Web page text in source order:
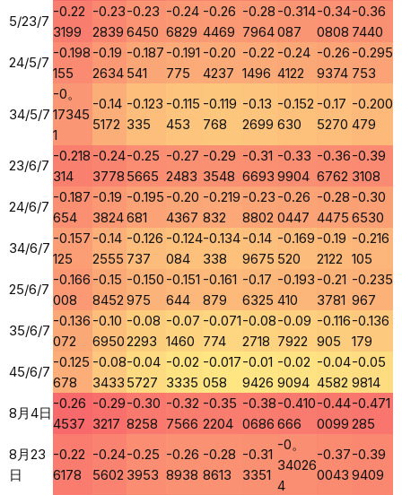
5/23/7
-0.22
3199
-0.23
2839
-0.23
6450
-0.24
6829
-0.26
4469
-0.28
7964
-0.314
087
-0.34
0808
-0.36
7440
24/5/7
-0.198
155
-0.19
2634
-0.187
541
-0.191
775
-0.20
4237
-0.22
1496
-0.24
4122
-0.26
9374
-0.295
753
34/5/7
-0。
17345
1
-0.14
5172
-0.123
335
-0.115
453
-0.119
768
-0.13
2699
-0.152
630
-0.17
5270
-0.200
479
23/6/7
-0.218
314
-0.24
3778
-0.25
5665
-0.27
2483
-0.29
3548
-0.31
6693
-0.33
9904
-0.36
6762
-0.39
3108
24/6/7
-0.187
654
-0.19
3824
-0.195
681
-0.20
4367
-0.219
832
-0.23
8802
-0.26
0447
-0.28
4475
-0.30
6530
34/6/7
-0.157
125
-0.14
2555
-0.126
737
-0.124
084
-0.134
338
-0.14
9675
-0.169
520
-0.19
2122
-0.216
105
25/6/7
-0.166
008
-0.15
8452
-0.150
975
-0.151
644
-0.161
879
-0.17
6325
-0.193
410
-0.21
3781
-0.235
967
35/6/7
-0.136
072
-0.10
6950
-0.08
2293
-0.07
1460
-0.071
774
-0.08
2718
-0.09
7922
-0.116
905
-0.136
179
45/6/7
-0.125
678
-0.08
3433
-0.04
5727
-0.02
3335
-0.017
058
-0.01
9426
-0.02
9094
-0.04
4582
-0.05
9814
8月4日
-0.26
4537
-0.29
3217
-0.30
8258
-0.32
7566
-0.35
2204
-0.38
0686
-0.410
666
-0.44
0099
-0.471
285
8月23
日
-0.22
6178
-0.24
5602
-0.25
3953
-0.26
8938
-0.28
8613
-0.31
3351
-0。
34026
4
-0.37
0043
-0.39
9409